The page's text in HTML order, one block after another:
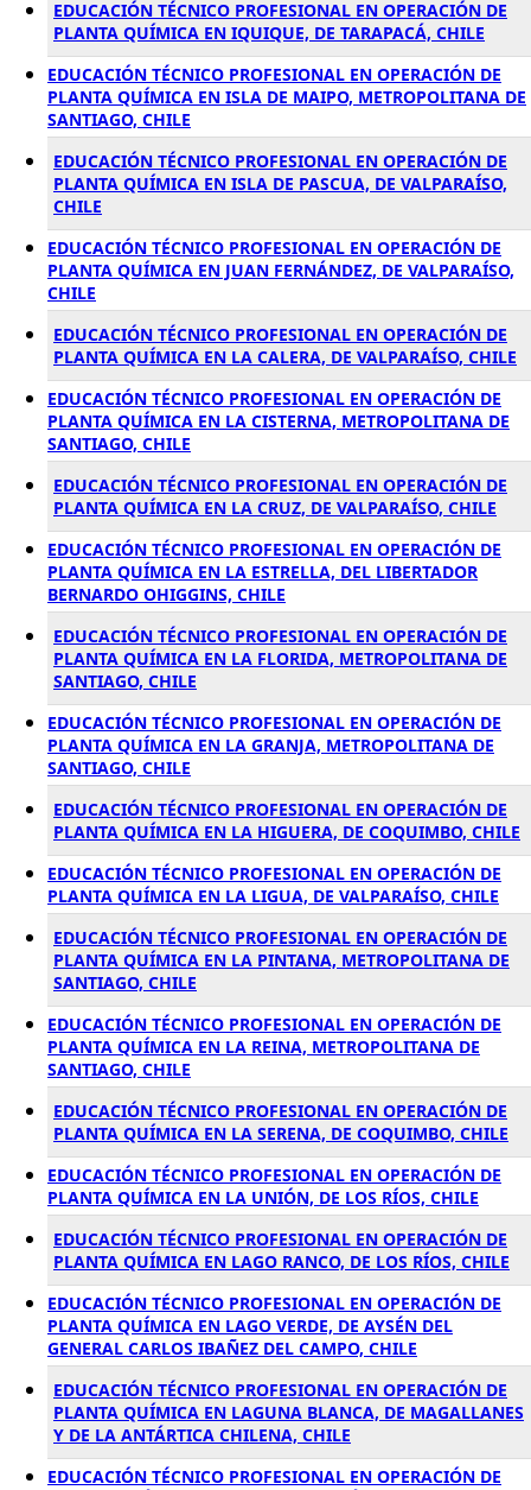
EDUCACIÓN TÉCNICO PROFESIONAL EN OPERACIÓN DE
PLANTA QUÍMICA EN IQUIQUE, DE TARAPACÁ, CHILE
EDUCACIÓN TÉCNICO PROFESIONAL EN OPERACIÓN DE
PLANTA QUÍMICA EN ISLA DE MAIPO, METROPOLITANA DE
SANTIAGO, CHILE
EDUCACIÓN TÉCNICO PROFESIONAL EN OPERACIÓN DE
PLANTA QUÍMICA EN ISLA DE PASCUA, DE VALPARAÍSO,
CHILE
EDUCACIÓN TÉCNICO PROFESIONAL EN OPERACIÓN DE
PLANTA QUÍMICA EN JUAN FERNÁNDEZ, DE VALPARAÍSO,
CHILE
EDUCACIÓN TÉCNICO PROFESIONAL EN OPERACIÓN DE
PLANTA QUÍMICA EN LA CALERA, DE VALPARAÍSO, CHILE
EDUCACIÓN TÉCNICO PROFESIONAL EN OPERACIÓN DE
PLANTA QUÍMICA EN LA CISTERNA, METROPOLITANA DE
SANTIAGO, CHILE
EDUCACIÓN TÉCNICO PROFESIONAL EN OPERACIÓN DE
PLANTA QUÍMICA EN LA CRUZ, DE VALPARAÍSO, CHILE
EDUCACIÓN TÉCNICO PROFESIONAL EN OPERACIÓN DE
PLANTA QUÍMICA EN LA ESTRELLA, DEL LIBERTADOR
BERNARDO OHIGGINS, CHILE
EDUCACIÓN TÉCNICO PROFESIONAL EN OPERACIÓN DE
PLANTA QUÍMICA EN LA FLORIDA, METROPOLITANA DE
SANTIAGO, CHILE
EDUCACIÓN TÉCNICO PROFESIONAL EN OPERACIÓN DE
PLANTA QUÍMICA EN LA GRANJA, METROPOLITANA DE
SANTIAGO, CHILE
EDUCACIÓN TÉCNICO PROFESIONAL EN OPERACIÓN DE
PLANTA QUÍMICA EN LA HIGUERA, DE COQUIMBO, CHILE
EDUCACIÓN TÉCNICO PROFESIONAL EN OPERACIÓN DE
PLANTA QUÍMICA EN LA LIGUA, DE VALPARAÍSO, CHILE
EDUCACIÓN TÉCNICO PROFESIONAL EN OPERACIÓN DE
PLANTA QUÍMICA EN LA PINTANA, METROPOLITANA DE
SANTIAGO, CHILE
EDUCACIÓN TÉCNICO PROFESIONAL EN OPERACIÓN DE
PLANTA QUÍMICA EN LA REINA, METROPOLITANA DE
SANTIAGO, CHILE
EDUCACIÓN TÉCNICO PROFESIONAL EN OPERACIÓN DE
PLANTA QUÍMICA EN LA SERENA, DE COQUIMBO, CHILE
EDUCACIÓN TÉCNICO PROFESIONAL EN OPERACIÓN DE
PLANTA QUÍMICA EN LA UNIÓN, DE LOS RÍOS, CHILE
EDUCACIÓN TÉCNICO PROFESIONAL EN OPERACIÓN DE
PLANTA QUÍMICA EN LAGO RANCO, DE LOS RÍOS, CHILE
EDUCACIÓN TÉCNICO PROFESIONAL EN OPERACIÓN DE
PLANTA QUÍMICA EN LAGO VERDE, DE AYSÉN DEL
GENERAL CARLOS IBAÑEZ DEL CAMPO, CHILE
EDUCACIÓN TÉCNICO PROFESIONAL EN OPERACIÓN DE
PLANTA QUÍMICA EN LAGUNA BLANCA, DE MAGALLANES
Y DE LA ANTÁRTICA CHILENA, CHILE
EDUCACIÓN TÉCNICO PROFESIONAL EN OPERACIÓN DE